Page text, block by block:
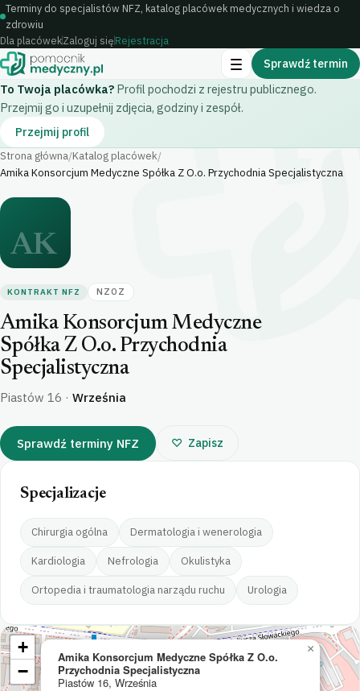
Terminy do specjalistów NFZ, katalog placówek medycznych i wiedza o
zdrowiu
Dla placówekZaloguj sięRejestracja
Sprawdź termin
To Twoja placówka? Profil pochodzi z rejestru publicznego.
Przejmij go i uzupełnij zdjęcia, godziny i zespół.
Przejmij profil
Strona główna/Katalog placówek/
Amika Konsorcjum Medyczne Spółka Z O.o. Przychodnia Specjalistyczna
AK
KONTRAKT NFZ NZOZ
Amika Konsorcjum Medyczne
Spółka Z O.o. Przychodnia
Specjalistyczna
Piastów 16 · Września
Sprawdź terminy NFZ Zapisz
Specjalizacje
Chirurgia ogólna Dermatologia i wenerologia
Kardiologia Nefrologia Okulistyka
Ortopedia i traumatologia narządu ruchu Urologia
Amika Konsorcjum Medyczne Spółka Z O.o.
Przychodnia Specjalistyczna
Piastów 16, Września
×
+
−